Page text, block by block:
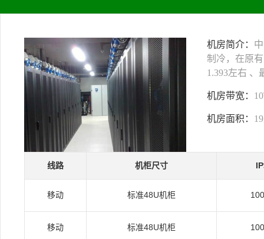
机房简介：
制冷，在原
1.393左右 、
机房带宽：
机房面积：
线路 机柜尺寸
移动 标准48U机柜
移动 标准48U机柜